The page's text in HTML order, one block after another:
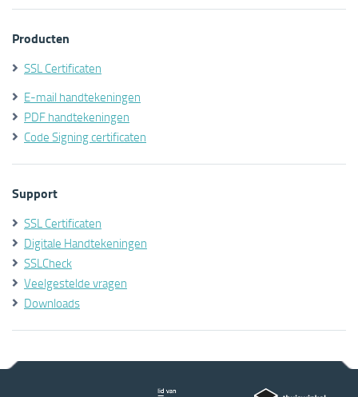
Producten
SSL Certificaten
E-mail handtekeningen
PDF handtekeningen
Code Signing certificaten
Support
SSL Certificaten
Digitale Handtekeningen
SSLCheck
Veelgestelde vragen
Downloads